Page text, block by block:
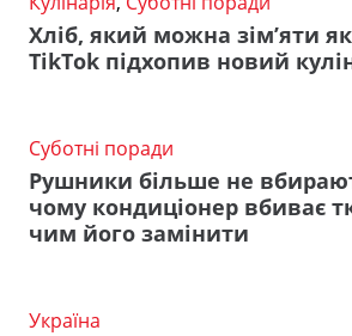
Хліб, який можна зім’яти
TikTok підхопив новий
Суботні поради
Рушники більше не
чому кондиціонер вбиває
чим його замінити
Україна